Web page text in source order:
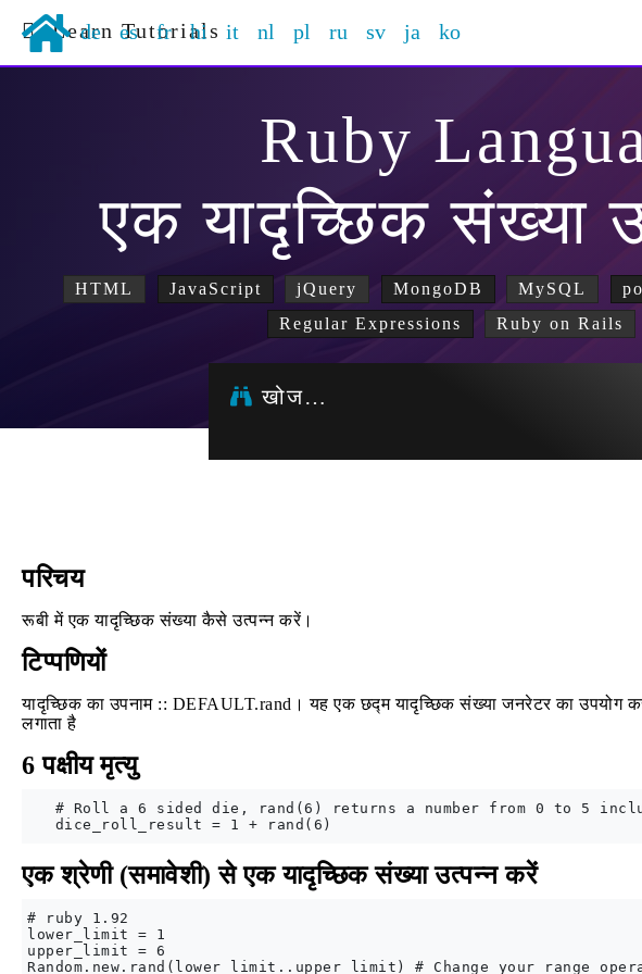
Learn Tutorials
de es fr hi it nl pl ru sv ja ko
Ruby
एक यादृच्छिक संख्या
HTML JavaScript jQuery MongoDB MySQL
Regular Expressions
Ruby on Rails
खोज…
परिचय
रूबी में एक यादृच्छिक संख्या कैसे उत्पन्न करें।
टिप्पणियों
यादृच्छिक का उपनाम :: DEFAULT.rand। यह एक छद्म यादृच्छिक संख्या जनरेटर का उपयोग
लगाता है
6 पक्षीय मृत्यु
# Roll a 6 sided die, rand(6) returns a number from 0 to 5
एक श्रेणी (समावेशी) से एक यादृच्छिक संख्या उत्पन्न करें
# ruby 1.92
lower_limit = 1
upper_limit = 6